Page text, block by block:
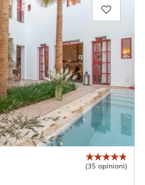
(35 opinioni)